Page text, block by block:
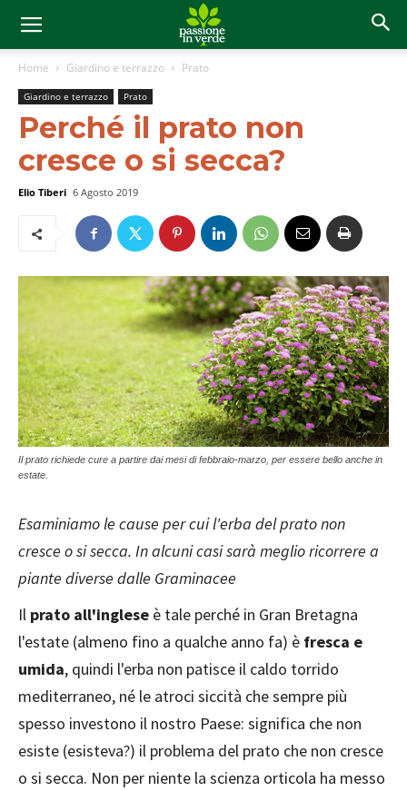
Home Giardino e terrazzo Prato
Giardino e terrazzo Prato
Perché il prato non
cresce o si secca?
Elio Tiberi 6 Agosto 2019
Il prato richiede cure a partire dai mesi di febbraio-marzo, per essere bello anche in
estate.
Esaminiamo le cause per cui l'erba del prato non
cresce o si secca. In alcuni casi sarà meglio ricorrere a
piante diverse dalle Graminacee
Il prato all'inglese è tale perché in Gran Bretagna
l'estate (almeno fino a qualche anno fa) è fresca e
umida, quindi l'erba non patisce il caldo torrido
mediterraneo, né le atroci siccità che sempre più
spesso investono il nostro Paese: significa che non
esiste (esisteva?) il problema del prato che non cresce
o si secca. Non per niente la scienza orticola ha messo